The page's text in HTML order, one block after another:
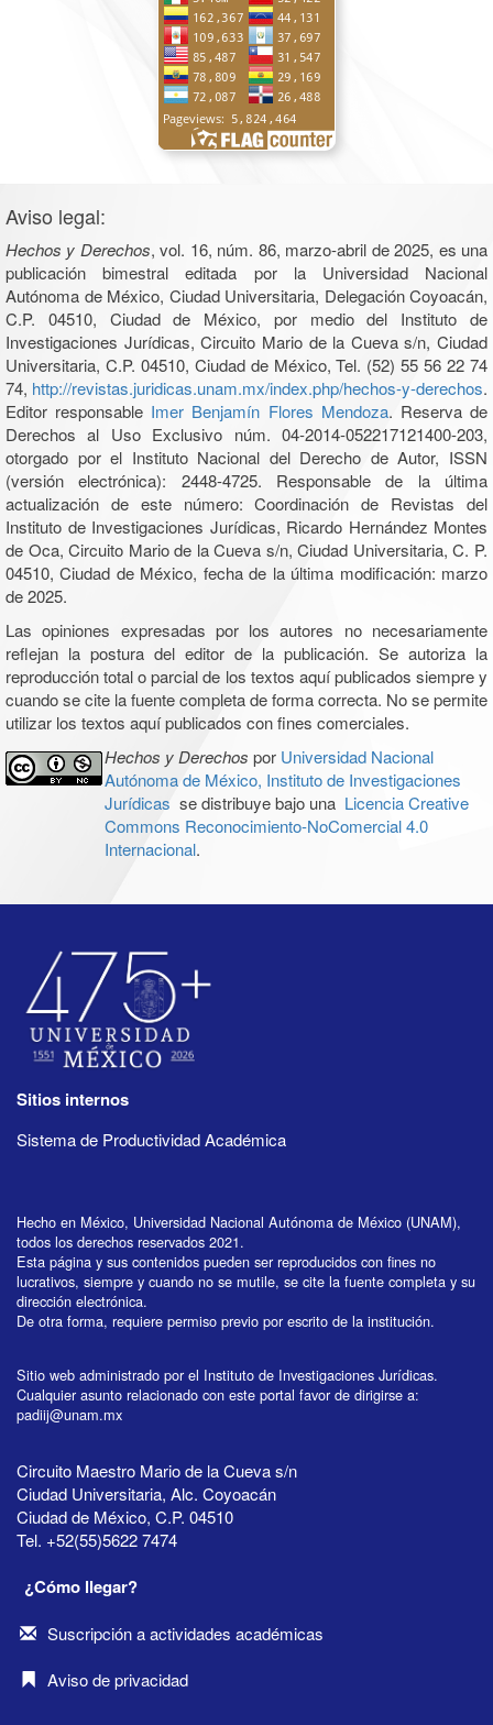
Aviso legal:
Hechos y Derechos, vol. 16, núm. 86, marzo-abril de 2025, es una
publicación bimestral editada por la Universidad Nacional
Autónoma de México, Ciudad Universitaria, Delegación Coyoacán,
C.P. 04510, Ciudad de México, por medio del Instituto de
Investigaciones Jurídicas, Circuito Mario de la Cueva s/n, Ciudad
Universitaria, C.P. 04510, Ciudad de México, Tel. (52) 55 56 22 74
74, http://revistas.juridicas.unam.mx/index.php/hechos-y-derechos.
Editor responsable Imer Benjamín Flores Mendoza. Reserva de
Derechos al Uso Exclusivo núm. 04-2014-052217121400-203,
otorgado por el Instituto Nacional del Derecho de Autor, ISSN
(versión electrónica): 2448-4725. Responsable de la última
actualización de este número: Coordinación de Revistas del
Instituto de Investigaciones Jurídicas, Ricardo Hernández Montes
de Oca, Circuito Mario de la Cueva s/n, Ciudad Universitaria, C. P.
04510, Ciudad de México, fecha de la última modificación: marzo
de 2025.
Las opiniones expresadas por los autores no necesariamente
reflejan la postura del editor de la publicación. Se autoriza la
reproducción total o parcial de los textos aquí publicados siempre y
cuando se cite la fuente completa de forma correcta. No se permite
utilizar los textos aquí publicados con fines comerciales.
Hechos y Derechos por Universidad Nacional
Autónoma de México, Instituto de Investigaciones
Jurídicas se distribuye bajo una Licencia Creative
Commons Reconocimiento-NoComercial 4.0
Internacional.
Sitios internos
Sistema de Productividad Académica
Hecho en México, Universidad Nacional Autónoma de México (UNAM),
todos los derechos reservados 2021.
Esta página y sus contenidos pueden ser reproducidos con fines no
lucrativos, siempre y cuando no se mutile, se cite la fuente completa y su
dirección electrónica.
De otra forma, requiere permiso previo por escrito de la institución.
Sitio web administrado por el Instituto de Investigaciones Jurídicas.
Cualquier asunto relacionado con este portal favor de dirigirse a:
padiij@unam.mx
Circuito Maestro Mario de la Cueva s/n
Ciudad Universitaria, Alc. Coyoacán
Ciudad de México, C.P. 04510
Tel. +52(55)5622 7474
¿Cómo llegar?
Suscripción a actividades académicas
Aviso de privacidad